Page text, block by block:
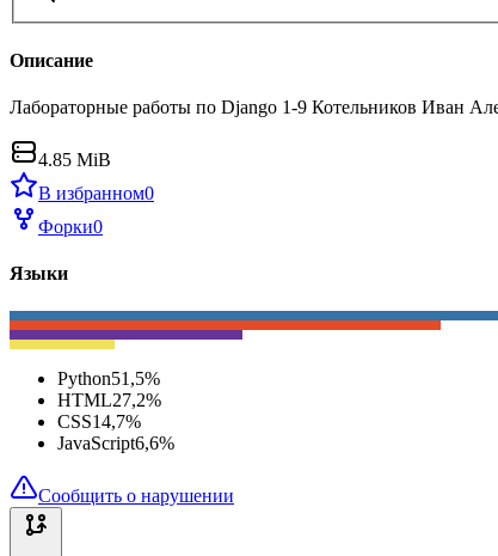
Описание
Лабораторные работы по Django 1-9 Котельников Иван
4.85 MiB
В избранном0
Форки0
Языки
Python51,5%
HTML27,2%
CSS14,7%
JavaScript6,6%
Сообщить о нарушении